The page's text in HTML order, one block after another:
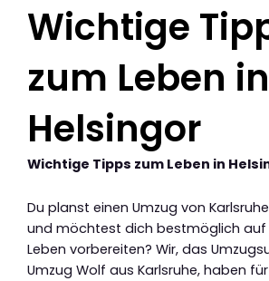
Wichtige
zum Leben in
Helsingor
Wichtige Tipps zum Leben in
Du planst einen Umzug von
und möchtest dich bestmöglich auf
Leben vorbereiten? Wir, das
Umzug Wolf aus Karlsruhe, haben